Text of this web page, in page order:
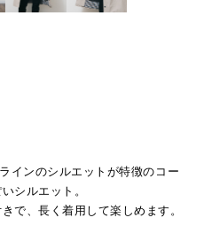
インのシルエットが特徴のコー
シルエット。
で、長く着用して楽しめます。